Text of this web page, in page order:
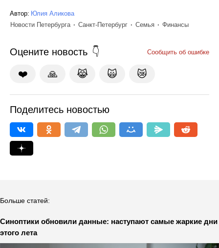
Автор: Юлия Аликова
Новости Петербурга
Санкт-Петербург Семья Финансы
Оцените новость Сообщить об ошибке
❤️ 🙏 😹 🙀 😿
Поделитесь новостью
Больше статей:
Синоптики обновили данные: наступают самые жаркие дни
этого лета